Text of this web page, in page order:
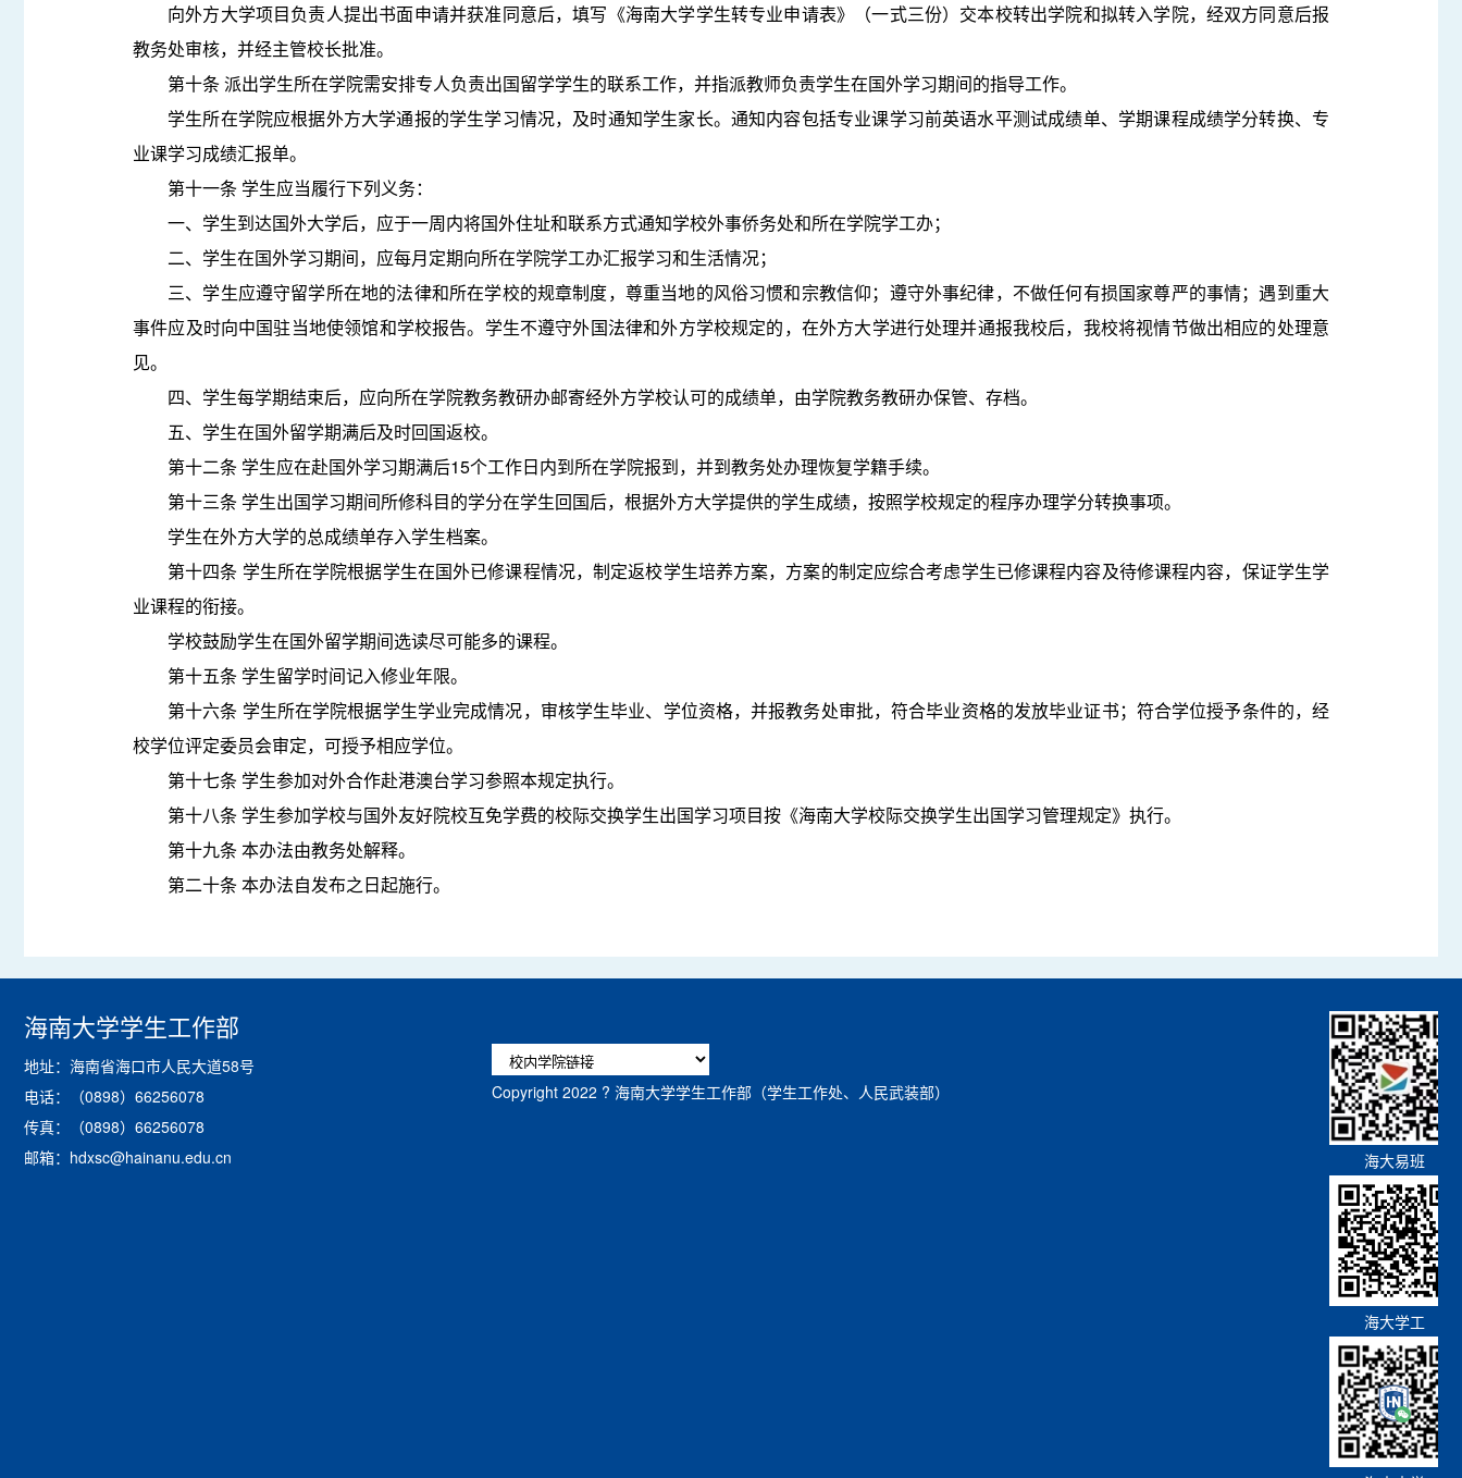
向外方大学项目负责人提出书面申请并获准同意后，填写《海南大学学生转专业申请表》（一式三份）交本校转出学院和拟转入学院，经双方同意后报
教务处审核，并经主管校长批准。
第十条 派出学生所在学院需安排专人负责出国留学学生的联系工作，并指派教师负责学生在国外学习期间的指导工作。
学生所在学院应根据外方大学通报的学生学习情况，及时通知学生家长。通知内容包括专业课学习前英语水平测试成绩单、学期课程成绩学分转换、专
业课学习成绩汇报单。
第十一条 学生应当履行下列义务：
一、学生到达国外大学后，应于一周内将国外住址和联系方式通知学校外事侨务处和所在学院学工办；
二、学生在国外学习期间，应每月定期向所在学院学工办汇报学习和生活情况；
三、学生应遵守留学所在地的法律和所在学校的规章制度，尊重当地的风俗习惯和宗教信仰；遵守外事纪律，不做任何有损国家尊严的事情；遇到重大
事件应及时向中国驻当地使领馆和学校报告。学生不遵守外国法律和外方学校规定的，在外方大学进行处理并通报我校后，我校将视情节做出相应的处理意
见。
四、学生每学期结束后，应向所在学院教务教研办邮寄经外方学校认可的成绩单，由学院教务教研办保管、存档。
五、学生在国外留学期满后及时回国返校。
第十二条 学生应在赴国外学习期满后15个工作日内到所在学院报到，并到教务处办理恢复学籍手续。
第十三条 学生出国学习期间所修科目的学分在学生回国后，根据外方大学提供的学生成绩，按照学校规定的程序办理学分转换事项。
学生在外方大学的总成绩单存入学生档案。
第十四条 学生所在学院根据学生在国外已修课程情况，制定返校学生培养方案，方案的制定应综合考虑学生已修课程内容及待修课程内容，保证学生学
业课程的衔接。
学校鼓励学生在国外留学期间选读尽可能多的课程。
第十五条 学生留学时间记入修业年限。
第十六条 学生所在学院根据学生学业完成情况，审核学生毕业、学位资格，并报教务处审批，符合毕业资格的发放毕业证书；符合学位授予条件的，经
校学位评定委员会审定，可授予相应学位。
第十七条 学生参加对外合作赴港澳台学习参照本规定执行。
第十八条 学生参加学校与国外友好院校互免学费的校际交换学生出国学习项目按《海南大学校际交换学生出国学习管理规定》执行。
第十九条 本办法由教务处解释。
第二十条 本办法自发布之日起施行。
海南大学学生工作部
地址：海南省海口市人民大道58号
电话：（0898）66256078
传真：（0898）66256078
邮箱：hdxsc@hainanu.edu.cn
Copyright 2022 ? 海南大学学生工作部（学生工作处、人民武装部）
海大易班
海大学工